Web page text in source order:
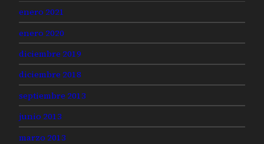
enero 2021
enero 2020
diciembre 2019
diciembre 2018
septiembre 2013
junio 2013
marzo 2013